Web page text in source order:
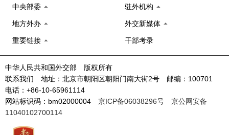
中央部委 驻外机构
地方外办 外交新媒体
重要链接 干部考录
中华人民共和国外交部 版权所有
联系我们 地址：北京市朝阳区朝阳门南大街2号 邮编：100701
电话：+86-10-65961114
网站标识码：bm02000004 京ICP备06038296号
京公网安备
11040102700114